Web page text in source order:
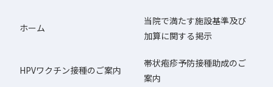
ホーム
当院で満たす施設基準及び
加算に関する掲示
HPVワクチン接種のご案内
帯状疱疹予防接種助成のご
案内